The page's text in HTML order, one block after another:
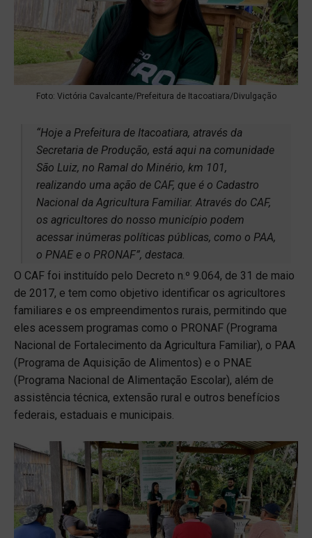
Foto: Victória Cavalcante/Prefeitura de Itacoatiara/Divulgação
“Hoje a Prefeitura de Itacoatiara, através da
Secretaria de Produção, está aqui na comunidade
São Luiz, no Ramal do Minério, km 101,
realizando uma ação de CAF, que é o Cadastro
Nacional da Agricultura Familiar. Através do CAF,
os agricultores do nosso município podem
acessar inúmeras políticas públicas, como o PAA,
o PNAE e o PRONAF”, destaca.
O CAF foi instituído pelo Decreto n.º 9.064, de 31 de maio
de 2017, e tem como objetivo identificar os agricultores
familiares e os empreendimentos rurais, permitindo que
eles acessem programas como o PRONAF (Programa
Nacional de Fortalecimento da Agricultura Familiar), o PAA
(Programa de Aquisição de Alimentos) e o PNAE
(Programa Nacional de Alimentação Escolar), além de
assistência técnica, extensão rural e outros benefícios
federais, estaduais e municipais.